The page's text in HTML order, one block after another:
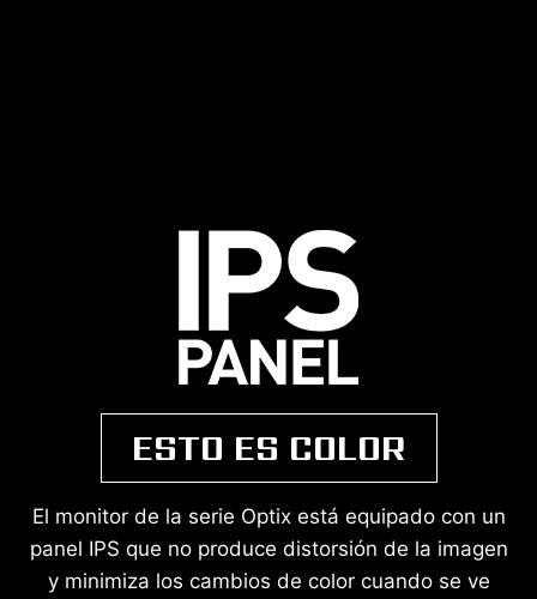
ESTO ES COLOR
El monitor de la serie Optix está equipado con un
panel IPS que no produce distorsión de la imagen
y minimiza los cambios de color cuando se ve